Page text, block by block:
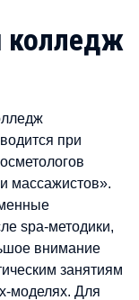
колледж
при
массажистов».
spa-методики,
внимание
занятиям
моделях. Для